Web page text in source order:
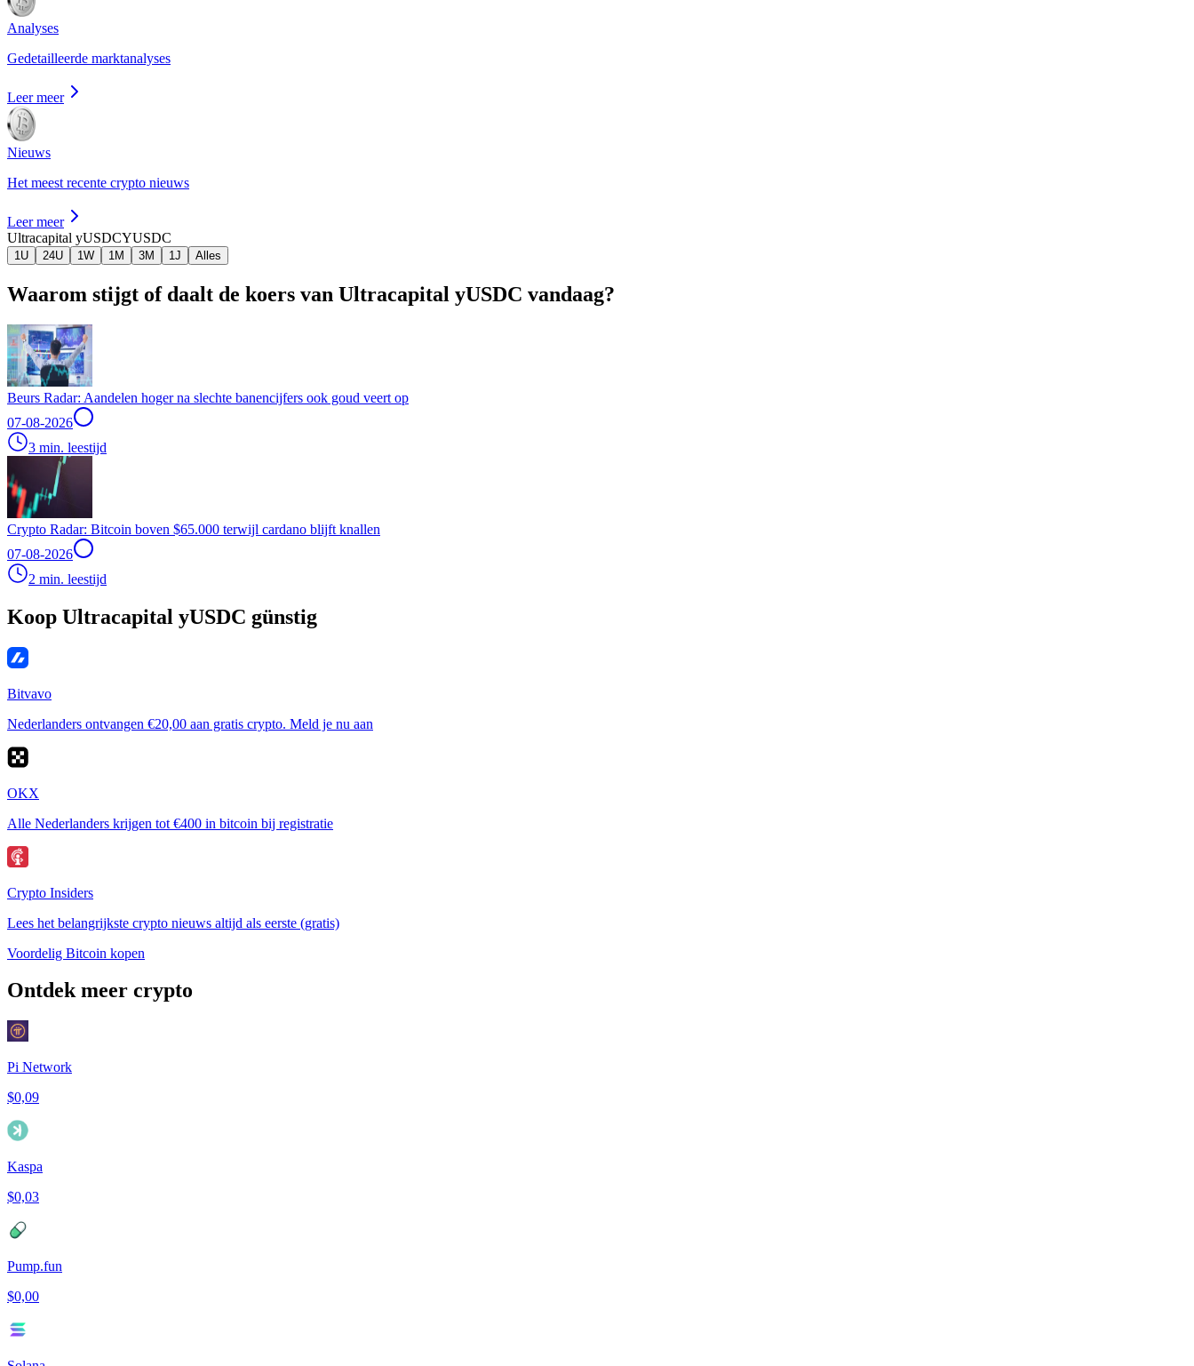
Analyses
Gedetailleerde marktanalyses
Leer meer
Nieuws
Het meest recente crypto nieuws
Leer meer
Ultracapital yUSDCYUSDC
1U 24U 1W 1M 3M 1J Alles
Waarom stijgt of daalt de koers van Ultracapital yUSDC vandaag?
Beurs Radar: Aandelen hoger na slechte banencijfers ook goud veert op
07-08-2026
3 min. leestijd
Crypto Radar: Bitcoin boven $65.000 terwijl cardano blijft knallen
07-08-2026
2 min. leestijd
Koop Ultracapital yUSDC günstig
Bitvavo
Nederlanders ontvangen €20,00 aan gratis crypto. Meld je nu aan
OKX
Alle Nederlanders krijgen tot €400 in bitcoin bij registratie
Crypto Insiders
Lees het belangrijkste crypto nieuws altijd als eerste (gratis)
Voordelig Bitcoin kopen
Ontdek meer crypto
Pi Network
$0,09
Kaspa
$0,03
Pump.fun
$0,00